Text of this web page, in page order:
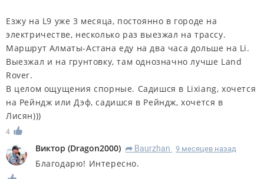
Езжу на L9 уже 3 месяца, постоянно в городе на
электричестве, несколько раз выезжал на трассу.
Маршрут Алматы-Астана еду на два часа дольше на Li.
Выезжал и на грунтовку, там однозначно лучше Land
Rover.
В целом ощущения спорные. Садишся в Lixiang, хочется
на Рейндж или Дэф, садишся в Рейндж, хочется в
Лисян)))
4
Виктор (Dragon2000) R Baurzhan 9 месяцев назад
Благодарю! Интересно.